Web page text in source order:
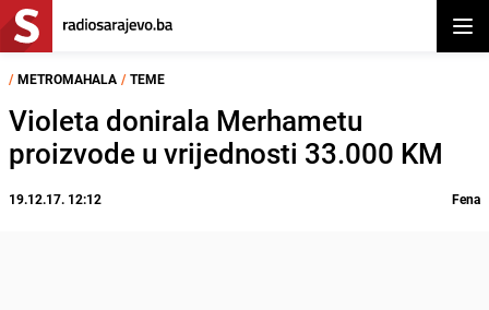
/ METROMAHALA / TEME
Violeta donirala Merhametu
proizvode u vrijednosti 33.000 KM
19.12.17. 12:12 Fena